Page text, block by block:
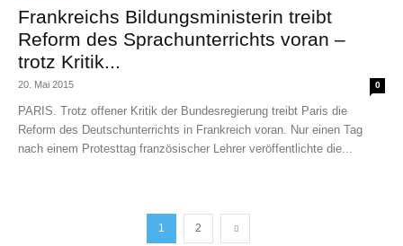
Frankreichs Bildungsministerin treibt
Reform des Sprachunterrichts voran –
trotz Kritik...
20. Mai 2015 0
PARIS. Trotz offener Kritik der Bundesregierung treibt Paris die
Reform des Deutschunterrichts in Frankreich voran. Nur einen Tag
nach einem Protesttag französischer Lehrer veröffentlichte die...
1 2